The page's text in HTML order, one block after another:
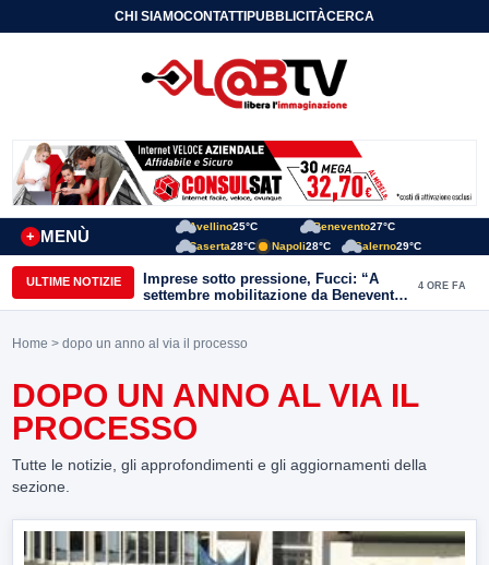
CHI SIAMOCONTATTIPUBBLICITÀCERCA
MENÙ
+
Avellino25°C Benevento27°C
Caserta28°C Napoli28°C Salerno29°C
ULTIME NOTIZIE
Imprese sotto pressione, Fucci: “A
settembre mobilitazione da Benevento
e Avellino”
4 ORE FA
Home > dopo un anno al via il processo
DOPO UN ANNO AL VIA IL
PROCESSO
Tutte le notizie, gli approfondimenti e gli aggiornamenti della
sezione.